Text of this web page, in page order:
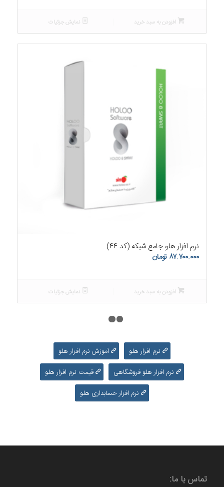
افزودن به سبد خرید نمایش جزئیات
۵.۰۰
نرم افزار هلو جامع شبکه (کد ۴۴)
۸۷.۷۰۰.۰۰۰ تومان
افزودن به سبد خرید نمایش جزئیات
نرم افزار هلو
آموزش نرم افزار هلو
نرم افزار هلو فروشگاهی
قیمت نرم افزار هلو
نرم افزار حسابداری هلو
تماس با ما: